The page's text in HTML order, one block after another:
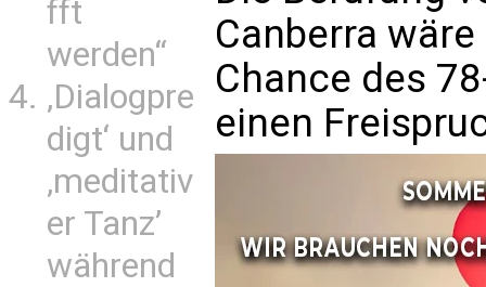
fft
werden“
‚Dialogpre
digt‘ und
‚meditativ
er Tanz’
während
Canberra
Chance des
einen